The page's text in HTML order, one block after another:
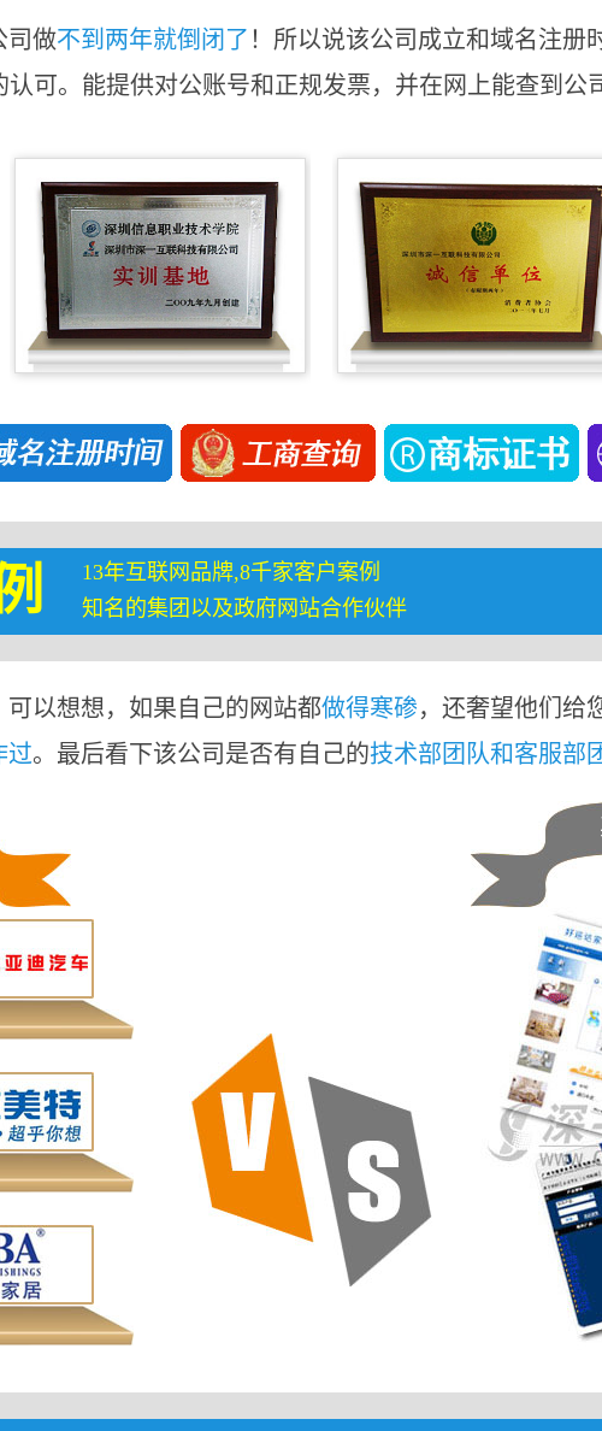
司做不到两年就倒闭了 ！所以说该公司成立和域名注册
可。能提供对公账号和正规发票，并在网上能查到公
13年互联网品牌,8千家客户案例
知名的集团以及政府网站合作伙伴
可以想想，如果自己的网站都做得寒碜，还奢望他们给
过。最后看下该公司是否有自己的技术部团队和客服部